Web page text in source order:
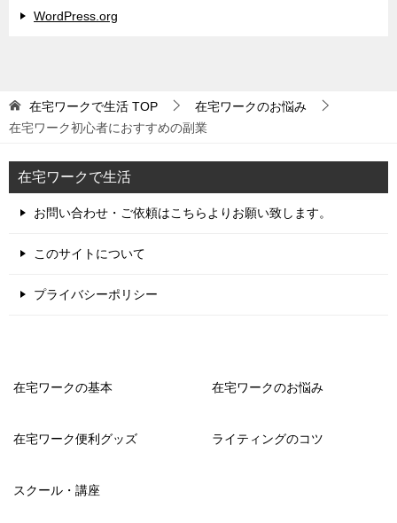
WordPress.org
在宅ワークで生活 TOP
在宅ワークのお悩み
在宅ワーク初心者におすすめの副業
在宅ワークで生活
お問い合わせ・ご依頼はこちらよりお願い致します。
このサイトについて
プライバシーポリシー
在宅ワークの基本 在宅ワークのお悩み
在宅ワーク便利グッズ ライティングのコツ
スクール・講座